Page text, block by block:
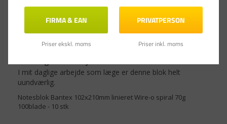
I mit daglige arbejde som læge er denne blok helt
uundværlig.
Notesblok Bantex 102x210mm linieret Wire-o spiral 70g
100blade - 10 stk
FIRMA & EAN
Priser ekskl. moms
PRIVATPERSON
Priser inkl. moms